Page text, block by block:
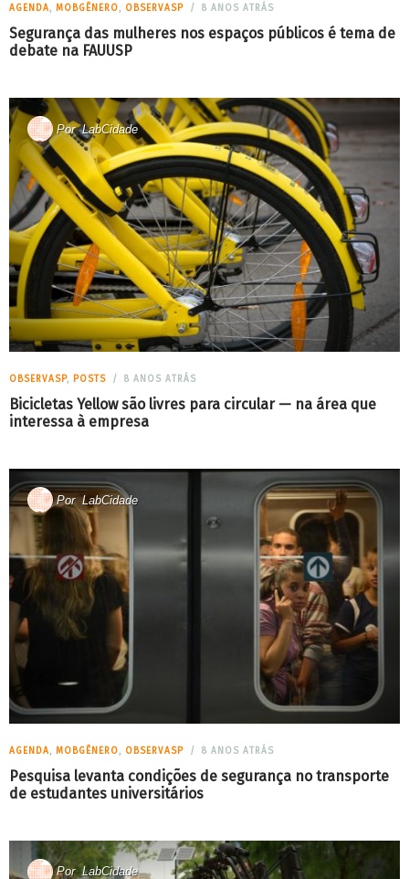
AGENDA, MOBGÊNERO, OBSERVASP 8 ANOS ATRÁS
Segurança das mulheres nos espaços públicos é tema de
debate na FAUUSP
PorLabCidade
OBSERVASP, POSTS 8 ANOS ATRÁS
Bicicletas Yellow são livres para circular — na área que
interessa à empresa
PorLabCidade
AGENDA, MOBGÊNERO, OBSERVASP 8 ANOS ATRÁS
Pesquisa levanta condições de segurança no transporte
de estudantes universitários
PorLabCidade